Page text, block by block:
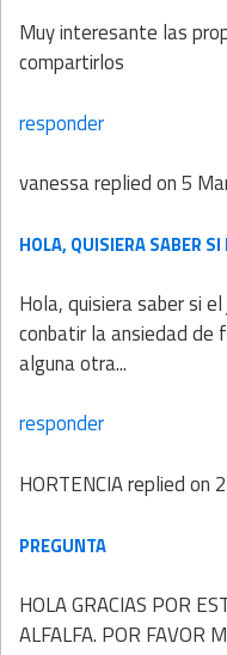
Muy interesante las
compartirlos
responder
vanessareplied on5
HOLA, QUISIERA SABER SI
Hola, quisiera saber si
conbatir la ansiedad de
alguna otra...
responder
HORTENCIAreplied on
PREGUNTA
HOLA GRACIAS POR
ALFALFA. POR FAVOR